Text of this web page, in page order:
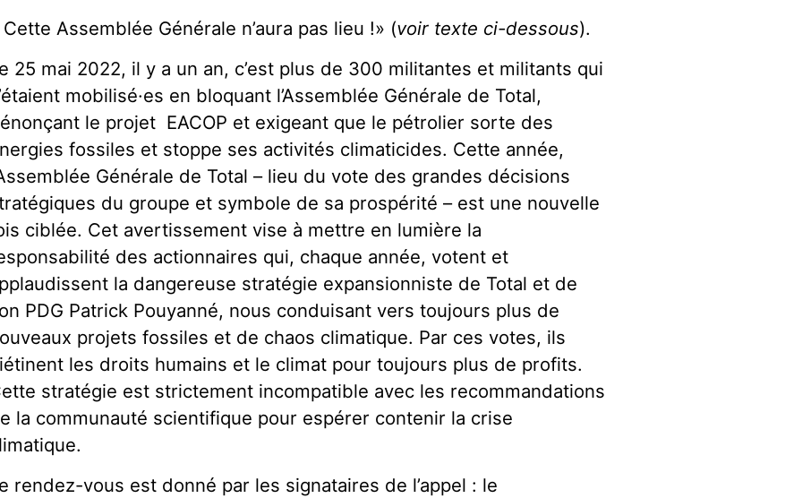
Cette Assemblée Générale n’aura pas lieu !» (voir texte ci-dessous).
25 mai 2022, il y a un an, c’est plus de 300 militantes et militants qui
mobilisé·es en bloquant l’Assemblée Générale de Total,
le projet EACOP et exigeant que le pétrolier sorte des
fossiles et stoppe ses activités climaticides. Cette année,
Générale de Total – lieu du vote des grandes décisions
du groupe et symbole de sa prospérité – est une nouvelle
ciblée. Cet avertissement vise à mettre en lumière la
des actionnaires qui, chaque année, votent et
la dangereuse stratégie expansionniste de Total et de
PDG Patrick Pouyanné, nous conduisant vers toujours plus de
projets fossiles et de chaos climatique. Par ces votes, ils
les droits humains et le climat pour toujours plus de profits.
stratégie est strictement incompatible avec les recommandations
la communauté scientifique pour espérer contenir la crise
rendez-vous est donné par les signataires de l’appel : le